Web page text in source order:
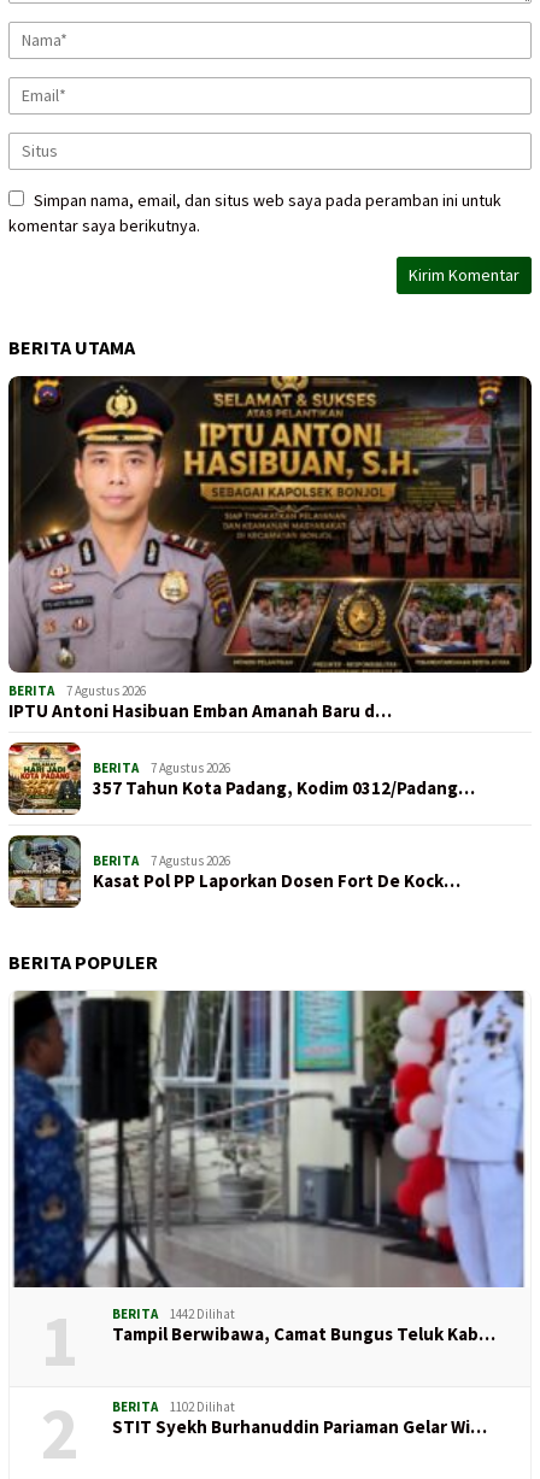
Simpan nama, email, dan situs web saya pada peramban ini untuk
komentar saya berikutnya.
BERITA UTAMA
BERITA 7 Agustus 2026
IPTU Antoni Hasibuan Emban Amanah Baru d…
BERITA 7 Agustus 2026
357 Tahun Kota Padang, Kodim 0312/Padang…
BERITA 7 Agustus 2026
Kasat Pol PP Laporkan Dosen Fort De Kock…
BERITA POPULER
1 BERITA 1442 Dilihat
Tampil Berwibawa, Camat Bungus Teluk Kab…
2 BERITA 1102 Dilihat
STIT Syekh Burhanuddin Pariaman Gelar Wi…